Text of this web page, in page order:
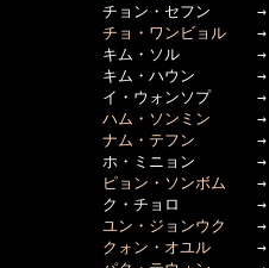
チョン・セフン　　　→　
チョ・ワンビョル →　
キム・ソル　　　　　→　
キム・ハウン　　　　→　
イ・ウォンソプ　　　→　
ハム・ソンミン →　
ナム・テフン →　サ
ホ・ミニョン　　　　→　
ピョン・ソンボム →　
ク・チョロ　　　　　→　
ユン・ジョンウク
→　
クォン・オユル →　